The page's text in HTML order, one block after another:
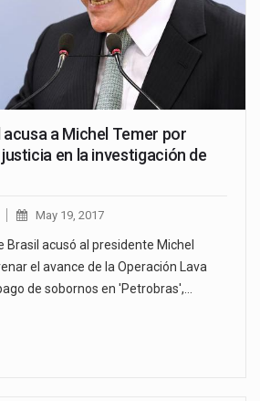
acusa a Michel Temer por
en la investigación de
May 19, 2017
Brasil acusó al presidente Michel
el avance de la Operación Lava
de sobornos en 'Petrobras',…